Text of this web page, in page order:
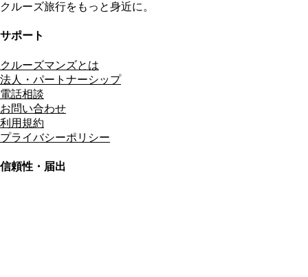
クルーズ旅行をもっと身近に。
サポート
クルーズマンズとは
法人・パートナーシップ
電話相談
お問い合わせ
利用規約
プライバシーポリシー
信頼性・届出